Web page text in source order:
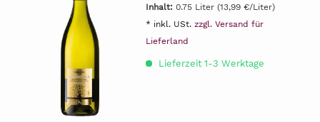
Inhalt: 0.75 Liter (13,99 €/Liter)
* inkl. USt. zzgl. Versand für
Lieferland
Lieferzeit 1-3 Werktage